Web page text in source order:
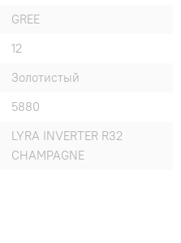
GREE
12
Золотистый
5880
LYRA INVERTER R32
CHAMPAGNE